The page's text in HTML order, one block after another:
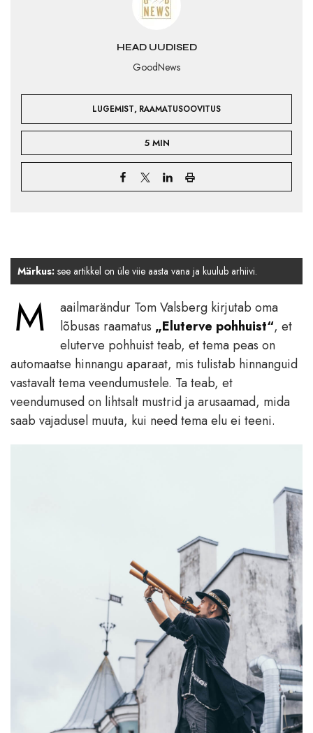
HEAD UUDISED
GoodNews
LUGEMIST, RAAMATUSOOVITUS
5 MIN
Märkus: see artikkel on üle viie aasta vana ja kuulub arhiivi.
M
aailmarändur Tom Valsberg kirjutab oma
lõbusas raamatus „Eluterve pohhuist“, et
eluterve pohhuist teab, et tema peas on
automaatse hinnangu aparaat, mis tulistab hinnanguid
vastavalt tema veendumustele. Ta teab, et
veendumused on lihtsalt mustrid ja arusaamad, mida
saab vajadusel muuta, kui need tema elu ei teeni.